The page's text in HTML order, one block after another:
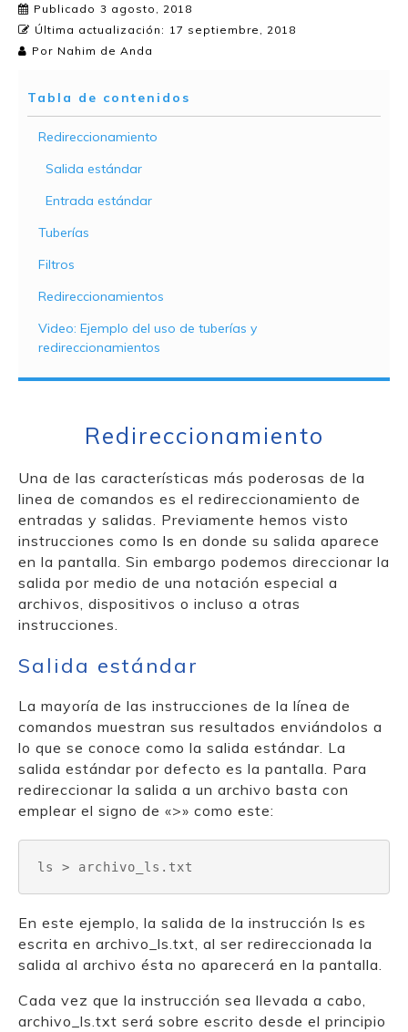
Publicado 3 agosto, 2018
Última actualización: 17 septiembre, 2018
Por Nahim de Anda
Tabla de contenidos
Redireccionamiento
Salida estándar
Entrada estándar
Tuberías
Filtros
Redireccionamientos
Video: Ejemplo del uso de tuberías y
redireccionamientos
Redireccionamiento
Una de las características más poderosas de la
linea de comandos es el redireccionamiento de
entradas y salidas. Previamente hemos visto
instrucciones como ls en donde su salida aparece
en la pantalla. Sin embargo podemos direccionar la
salida por medio de una notación especial a
archivos, dispositivos o incluso a otras
instrucciones.
Salida estándar
La mayoría de las instrucciones de la línea de
comandos muestran sus resultados enviándolos a
lo que se conoce como la salida estándar. La
salida estándar por defecto es la pantalla. Para
redireccionar la salida a un archivo basta con
emplear el signo de «>» como este:
ls > archivo_ls.txt
En este ejemplo, la salida de la instrucción ls es
escrita en archivo_ls.txt, al ser redireccionada la
salida al archivo ésta no aparecerá en la pantalla.
Cada vez que la instrucción sea llevada a cabo,
archivo_ls.txt será sobre escrito desde el principio